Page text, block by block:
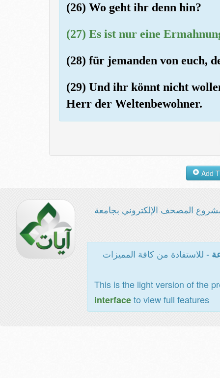
(26) Wo geht ihr denn hin?
(27) Es ist nur eine
(28) für jemanden von euch,
(29) Und ihr könnt nicht
Herr der Weltenbewohner.
المصحف الإلكتروني بجامعة
- للاستفادة من كافة المميزات
This is the light version of the
interfaceto view full features